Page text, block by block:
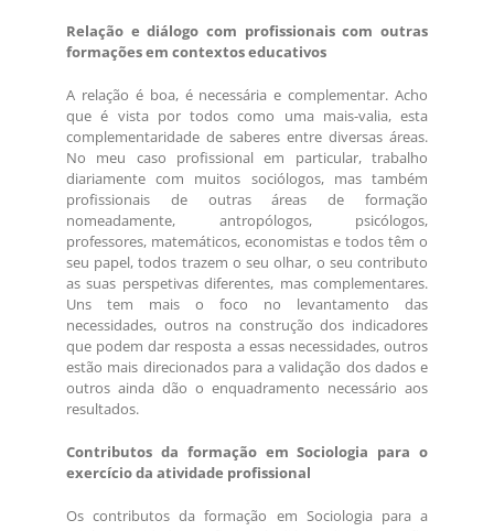
Relação e diálogo com profissionais com outras
formações em contextos educativos
A relação é boa, é necessária e complementar. Acho
que é vista por todos como uma mais-valia, esta
complementaridade de saberes entre diversas áreas.
No meu caso profissional em particular, trabalho
diariamente com muitos sociólogos, mas também
profissionais de outras áreas de formação
nomeadamente, antropólogos, psicólogos,
professores, matemáticos, economistas e todos têm o
seu papel, todos trazem o seu olhar, o seu contributo
as suas perspetivas diferentes, mas complementares.
Uns tem mais o foco no levantamento das
necessidades, outros na construção dos indicadores
que podem dar resposta a essas necessidades, outros
estão mais direcionados para a validação dos dados e
outros ainda dão o enquadramento necessário aos
resultados.
Contributos da formação em Sociologia para o
exercício da atividade profissional
Os contributos da formação em Sociologia para a